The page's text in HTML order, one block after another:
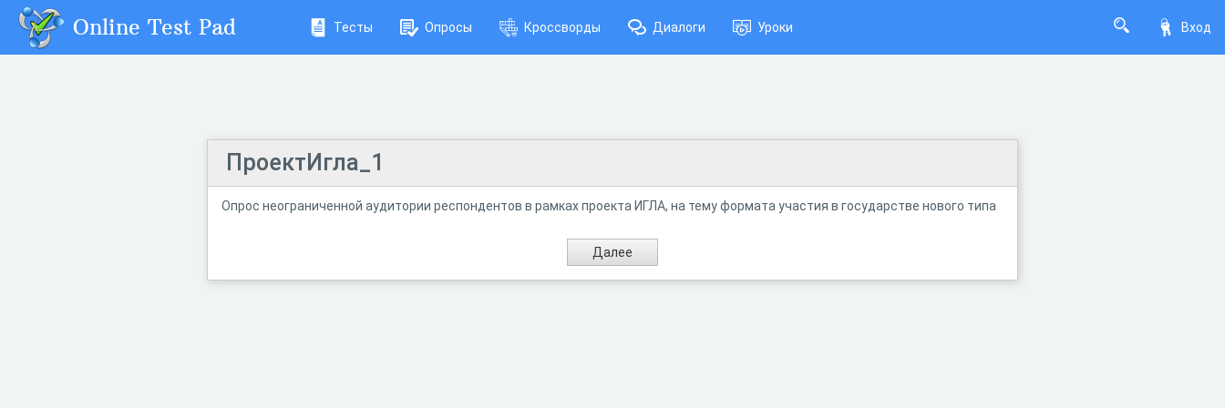
Вход
Online Test Pad Тесты Опросы Кроссворды Диалоги Уроки
ПроектИгла_1
Опрос неограниченной аудитории респондентов в рамках проекта ИГЛА, на тему формата участия в государстве нового типа